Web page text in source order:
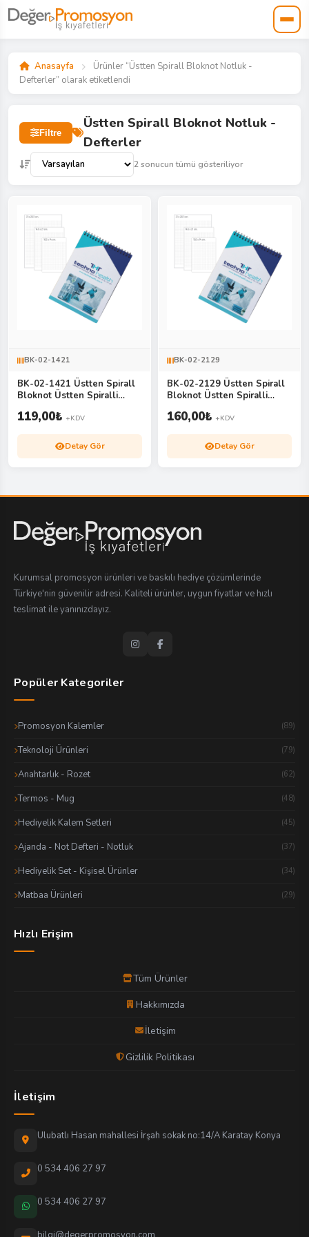
Anasayfa
Ürünler “Üstten Spirall Bloknot Notluk -
Defterler” olarak etiketlendi
Filtre
Üstten Spirall Bloknot Notluk -
Defterler
2 sonucun tümü gösteriliyor
BK-02-1421
BK-02-1421 Üstten Spirall
Bloknot Üstten Spiralli
119,00₺ +KDV
Detay Gör
BK-02-2129
BK-02-2129 Üstten Spirall
Bloknot Üstten Spiralli
160,00₺ +KDV
Detay Gör
Kurumsal promosyon ürünleri ve baskılı hediye çözümlerinde
Türkiye'nin güvenilir adresi. Kaliteli ürünler, uygun fiyatlar ve hızlı
teslimat ile yanınızdayız.
Popüler Kategoriler
Promosyon Kalemler (89)
Teknoloji Ürünleri (79)
Anahtarlık - Rozet (62)
Termos - Mug (48)
Hediyelik Kalem Setleri (45)
Ajanda - Not Defteri - Notluk (37)
Hediyelik Set - Kişisel Ürünler (34)
Matbaa Ürünleri (29)
Hızlı Erişim
Tüm Ürünler
Hakkımızda
İletişim
Gizlilik Politikası
İletişim
Ulubatlı Hasan mahallesi İrşah sokak no:14/A Karatay Konya
0 534 406 27 97
0 534 406 27 97